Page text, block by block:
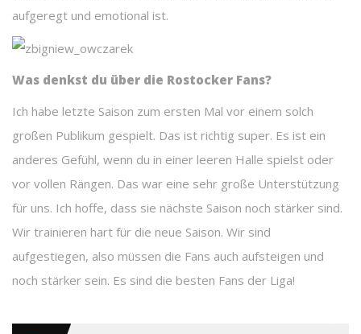
aufgeregt und emotional ist.
Was denkst du über die Rostocker Fans?
Ich habe letzte Saison zum ersten Mal vor einem solch
großen Publikum gespielt. Das ist richtig super. Es ist ein
anderes Gefühl, wenn du in einer leeren Halle spielst oder
vor vollen Rängen. Das war eine sehr große Unterstützung
für uns. Ich hoffe, dass sie nächste Saison noch stärker sind.
Wir trainieren hart für die neue Saison. Wir sind
aufgestiegen, also müssen die Fans auch aufsteigen und
noch stärker sein. Es sind die besten Fans der Liga!